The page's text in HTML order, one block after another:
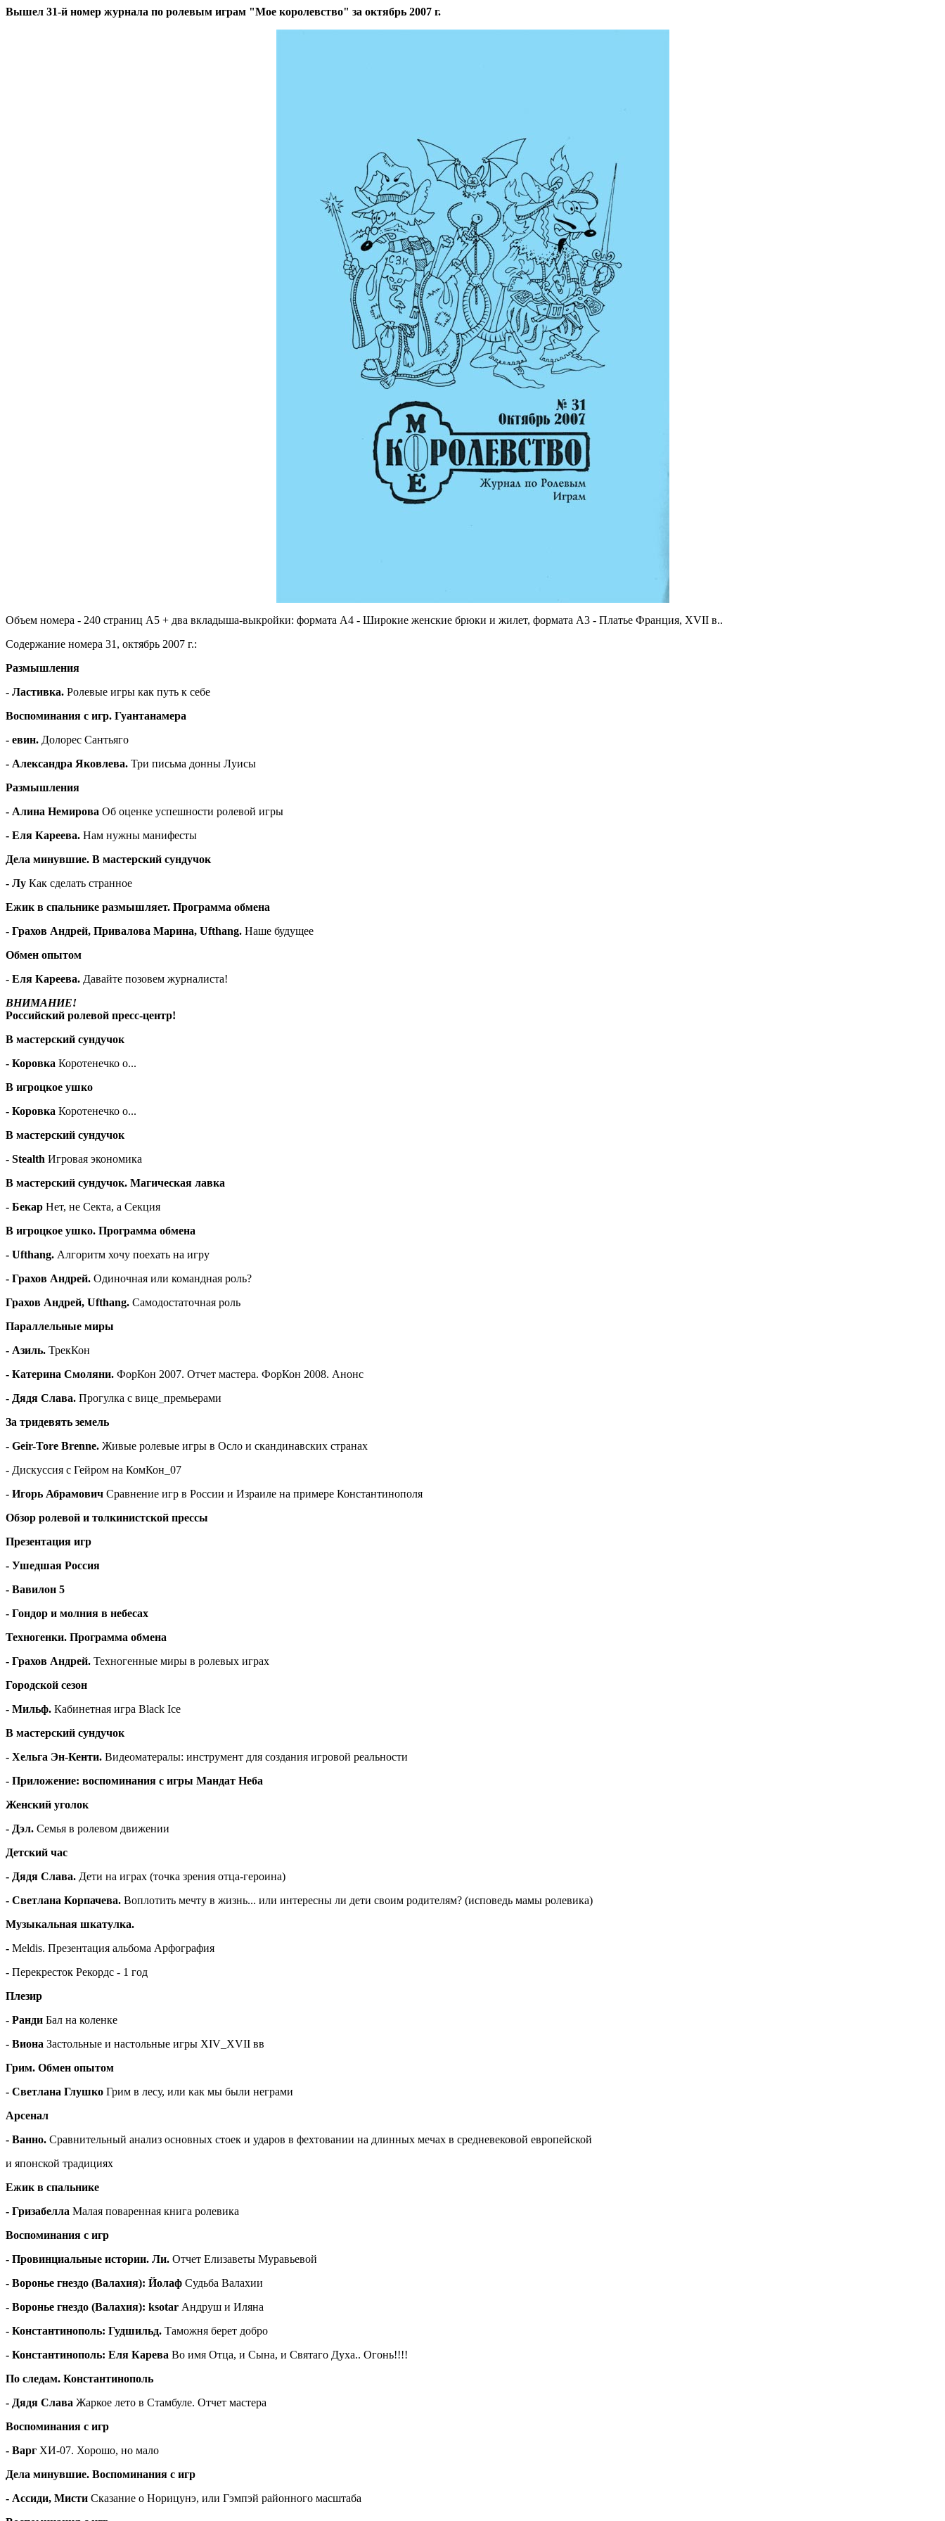
Вышел 31-й номер журнала по ролевым играм "Мое королевство" за октябрь 2007 г.
Объем номера - 240 страниц А5 + два вкладыша-выкройки: формата А4 - Широкие женские брюки и жилет, формата А3 - Платье Франция, XVII в..
Содержание номера 31, октябрь 2007 г.:
Размышления
- Ластивка. Ролевые игры как путь к себе
Воспоминания с игр. Гуантанамера
- евин. Долорес Сантьяго
- Александра Яковлева. Три письма донны Луисы
Размышления
- Алина Немирова Об оценке успешности ролевой игры
- Еля Кареева. Нам нужны манифесты
Дела минувшие. В мастерский сундучок
- Лу Как сделать странное
Ежик в спальнике размышляет. Программа обмена
- Грахов Андрей, Привалова Марина, Ufthang. Наше будущее
Обмен опытом
- Еля Кареева. Давайте позовем журналиста!
ВНИМАНИЕ!
Российский ролевой пресс-центр!
В мастерский сундучок
- Коровка Коротенечко о...
В игроцкое ушко
- Коровка Коротенечко о...
В мастерский сундучок
- Stealth Игровая экономика
В мастерский сундучок. Магическая лавка
- Бекар Нет, не Секта, а Секция
В игроцкое ушко. Программа обмена
- Ufthang. Алгоритм хочу поехать на игру
- Грахов Андрей. Одиночная или командная роль?
Грахов Андрей, Ufthang. Самодостаточная роль
Параллельные миры
- Азиль. ТрекКон
- Катерина Смоляни. ФорКон 2007. Отчет мастера. ФорКон 2008. Анонс
- Дядя Слава. Прогулка с вице_премьерами
За тридевять земель
- Geir-Tore Brenne. Живые ролевые игры в Осло и скандинавских странах
- Дискуссия с Гейром на КомКон_07
- Игорь Абрамович Сравнение игр в России и Израиле на примере Константинополя
Обзор ролевой и толкинистской прессы
Презентация игр
- Ушедшая Россия
- Вавилон 5
- Гондор и молния в небесах
Техногенки. Программа обмена
- Грахов Андрей. Техногенные миры в ролевых играх
Городской сезон
- Мильф. Кабинетная игра Black Ice
В мастерский сундучок
- Хельга Эн-Кенти. Видеоматералы: инструмент для создания игровой реальности
- Приложение: воспоминания с игры Мандат Неба
Женский уголок
- Дэл. Семья в ролевом движении
Детский час
- Дядя Слава. Дети на играх (точка зрения отца-героина)
- Светлана Корпачева. Воплотить мечту в жизнь... или интересны ли дети своим родителям? (исповедь мамы ролевика)
Музыкальная шкатулка.
- Meldis. Презентация альбома Арфография
- Перекресток Рекордс - 1 год
Плезир
- Ранди Бал на коленке
- Виона Застольные и настольные игры XIV_XVII вв
Грим. Обмен опытом
- Светлана Глушко Грим в лесу, или как мы были неграми
Арсенал
- Ванно. Сравнительный анализ основных стоек и ударов в фехтовании на длинных мечах в средневековой европейской
и японской традициях
Ежик в спальнике
- Гризабелла Малая поваренная книга ролевика
Воспоминания с игр
- Провинциальные истории. Ли. Отчет Елизаветы Муравьевой
- Воронье гнездо (Валахия): Йолаф Судьба Валахии
- Воронье гнездо (Валахия): ksotar Андруш и Иляна
- Константинополь: Гудшильд. Таможня берет добро
- Константинополь: Еля Карева Во имя Отца, и Сына, и Святаго Духа.. Огонь!!!!
По следам. Константинополь
- Дядя Слава Жаркое лето в Стамбуле. Отчет мастера
Воспоминания с игр
- Варг ХИ-07. Хорошо, но мало
Дела минувшие. Воспоминания с игр
- Ассиди, Мисти Сказание о Норицунэ, или Гэмпэй районного масштаба